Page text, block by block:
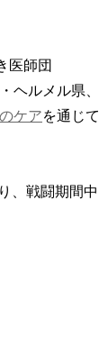
医師団
ヘルメル県、
ケアを通じて
、戦闘期間中